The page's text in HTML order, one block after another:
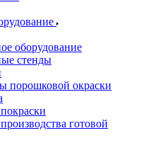
оборудование
стенды
порошковой окраски
готовой